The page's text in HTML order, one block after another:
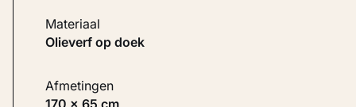
Materiaal
Olieverf op doek
Afmetingen